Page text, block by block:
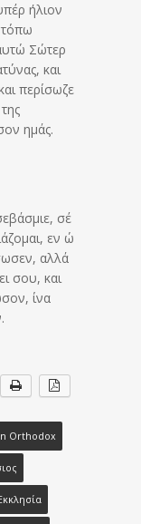
ήλιον
Σώτερ
και
περίσωζε
ημάς.
σέ
εν ώ
αλλά
σου, και
ίνα
Orthodox